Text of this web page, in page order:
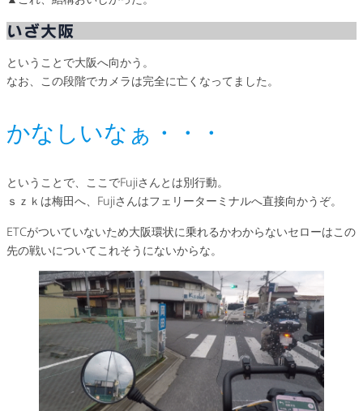
いざ大阪
ということで大阪へ向かう。
なお、この段階でカメラは完全に亡くなってました。
かなしいなぁ・・・
ということで、ここでFujiさんとは別行動。
ｓｚｋは梅田へ、Fujiさんはフェリーターミナルへ直接向かうぞ。
ETCがついていないため大阪環状に乗れるかわからないセローはこの
先の戦いについてこれそうにないからな。